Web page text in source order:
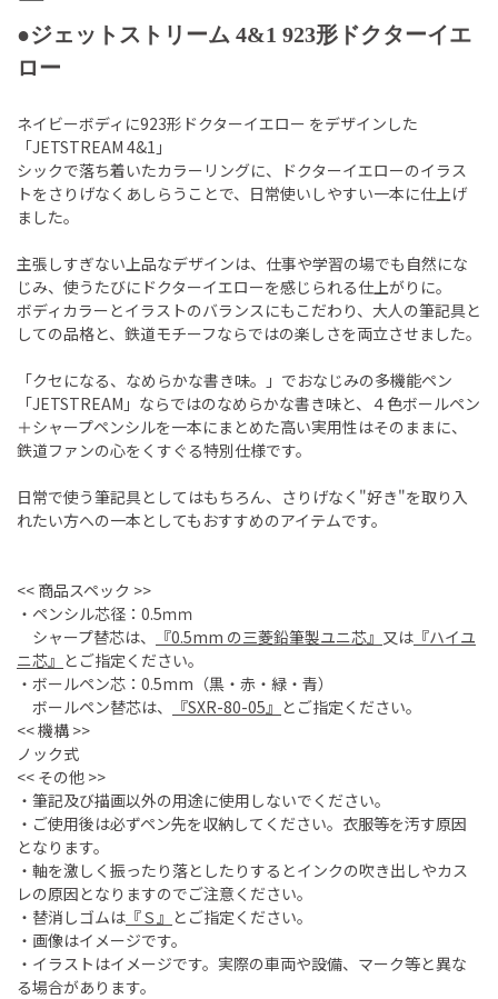
●ジェットストリーム 4&1 923形ドクターイエ
ロー
ネイビーボディに923形ドクターイエロー をデザインした
「JETSTREAM 4&1」
シックで落ち着いたカラーリングに、ドクターイエローのイラス
トをさりげなくあしらうことで、日常使いしやすい一本に仕上げ
ました。
主張しすぎない上品なデザインは、仕事や学習の場でも自然にな
じみ、使うたびにドクターイエローを感じられる仕上がりに。
ボディカラーとイラストのバランスにもこだわり、大人の筆記具と
しての品格と、鉄道モチーフならではの楽しさを両立させました。
「クセになる、なめらかな書き味。」でおなじみの多機能ペン
「JETSTREAM」ならではのなめらかな書き味と、４色ボールペン
＋シャープペンシルを一本にまとめた高い実用性はそのままに、
鉄道ファンの心をくすぐる特別仕様です。
日常で使う筆記具としてはもちろん、さりげなく"好き"を取り入
れたい方への一本としてもおすすめのアイテムです。
<< 商品スペック >>
・ペンシル芯径：0.5ｍｍ
シャープ替芯は、
『0.5mm の三菱鉛筆製ユニ芯』 又は 『ハイユ
ニ芯』 とご指定ください。
・ボールペン芯：0.5mm（黒・赤・緑・青）
ボールペン替芯は、
『SXR-80-05』 とご指定ください。
<< 機構 >>
ノック式
<< その他 >>
・筆記及び描画以外の用途に使用しないでください。
・ご使用後は必ずペン先を収納してください。衣服等を汚す原因
となります。
・軸を激しく振ったり落としたりするとインクの吹き出しやカス
レの原因となりますのでご注意ください。
・替消しゴムは 『Ｓ』 とご指定ください。
・画像はイメージです。
・イラストはイメージです。実際の車両や設備、マーク等と異な
る場合があります。